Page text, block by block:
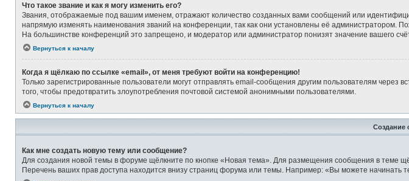
Что такое звание и как я могу изменить его?
Звания, отображаемые под вашим именем, отражают количество созданных вами сообщений или
напрямую изменять наименования званий на конференции, так как они установлены её администратором.
На большинстве конференций это запрещено, и модератор или администратор понизят значение вашего
Вернуться к началу
Когда я щёлкаю по ссылке «email», от меня требуют войти на конференцию!
Только зарегистрированные пользователи могут отправлять email-сообщения другим пользователям
того, чтобы предотвратить злоупотребления почтовой системой анонимными пользователями.
Вернуться к началу
Создание
Как мне создать новую тему или сообщение?
Для создания новой темы в форуме щёлкните по кнопке «Новая тема». Для размещения сообщения в теме
Перечень ваших прав доступа находится внизу страниц форума или темы. Например: «Вы можете начинать